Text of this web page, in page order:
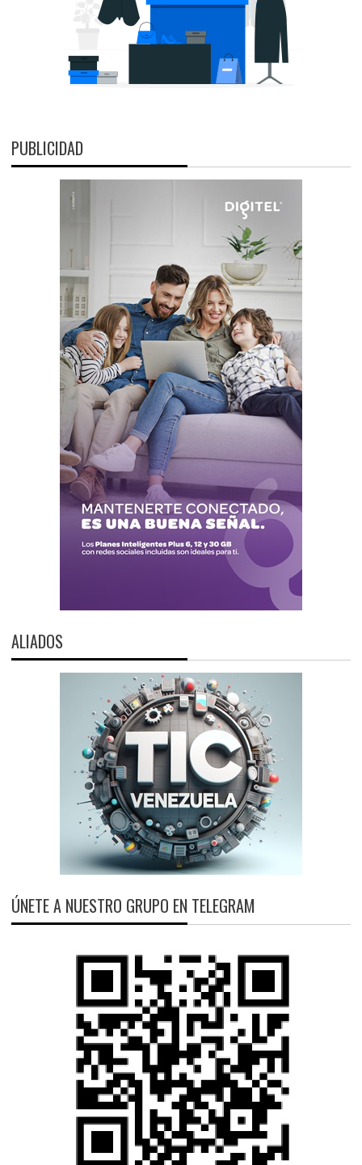
PUBLICIDAD
ALIADOS
ÚNETE A NUESTRO GRUPO EN TELEGRAM